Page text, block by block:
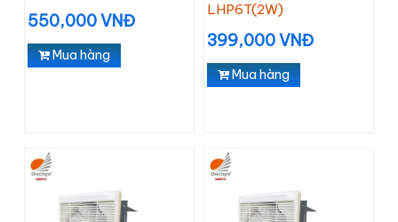
550,000 VNĐ
Mua hàng
LHP6T(2W)
399,000 VNĐ
Mua hàng